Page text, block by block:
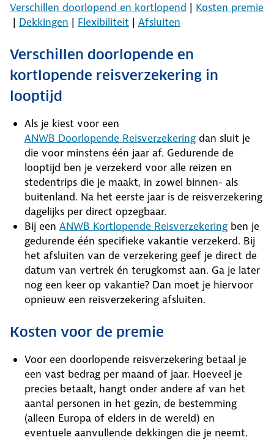
Verschillen doorlopend en kortlopend | Kosten premie
| Dekkingen | Flexibiliteit | Afsluiten
Verschillen doorlopende en
kortlopende reisverzekering in
looptijd
Als je kiest voor een
ANWB Doorlopende Reisverzekering dan sluit je
die voor minstens één jaar af. Gedurende de
looptijd ben je verzekerd voor alle reizen en
stedentrips die je maakt, in zowel binnen- als
buitenland. Na het eerste jaar is de reisverzekering
dagelijks per direct opzegbaar.
Bij een ANWB Kortlopende Reisverzekering ben je
gedurende één specifieke vakantie verzekerd. Bij
het afsluiten van de verzekering geef je direct de
datum van vertrek én terugkomst aan. Ga je later
nog een keer op vakantie? Dan moet je hiervoor
opnieuw een reisverzekering afsluiten.
Kosten voor de premie
Voor een doorlopende reisverzekering betaal je
een vast bedrag per maand of jaar. Hoeveel je
precies betaalt, hangt onder andere af van het
aantal personen in het gezin, de bestemming
(alleen Europa of elders in de wereld) en
eventuele aanvullende dekkingen die je neemt.